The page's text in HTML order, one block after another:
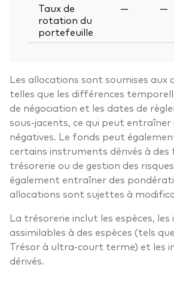
Taux de
rotation du
portefeuille
— —
Les allocations sont soumises aux
telles que les différences
de négociation et les dates de
sous-jacents, ce qui peut
négatives. Le fonds peut
certains instruments dérivés à des
trésorerie ou de gestion des
également entraîner des
allocations sont sujettes à
La trésorerie inclut les espèces,
assimilables à des espèces (tels
Trésor à ultra-court terme) et les
dérivés.